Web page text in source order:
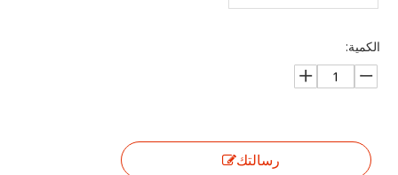
الكمية:
رسالتك